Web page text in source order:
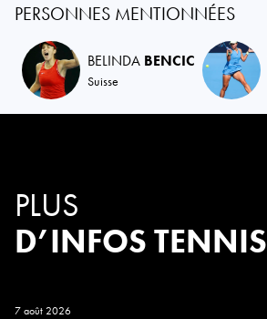
PERSONNES MENTIONNÉES
BELINDA BENCIC
Suisse
PLUS
D’INFOS TENNIS
7 août 2026